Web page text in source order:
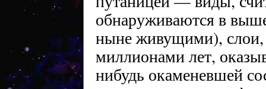
обнаруживаются в
ныне живущими), слои,
миллионами лет,
нибудь окаменевшей